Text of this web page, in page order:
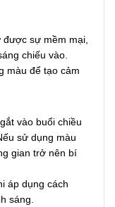
được sự mềm mại,
chiếu vào.
màu để tạo cảm
vào buổi chiều
sử dụng màu
gian trở nên bí
áp dụng cách
sáng.